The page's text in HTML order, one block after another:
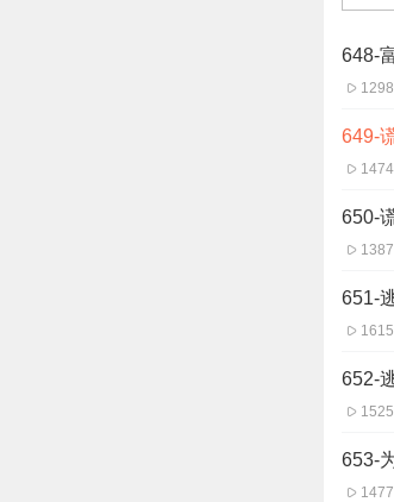
648-
1298
649-
1474
650-
1387
651-
1615
652-
1525
653-
1477